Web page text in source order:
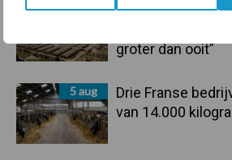
5 aug
“Vraag naar
groter dan ooit”
5 aug
Drie Franse
van 14.000